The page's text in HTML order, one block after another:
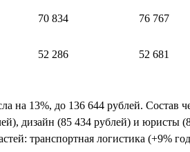
70 834 76 767
52 286 52 681
на 13%, до 136 644 рублей. Состав
дизайн (85 434 рублей) и юристы
транспортная логистика (+9%